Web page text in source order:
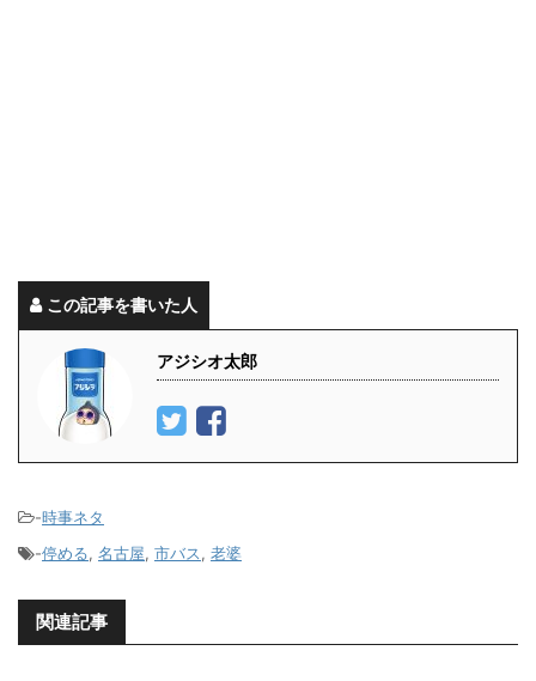
この記事を書いた人
アジシオ太郎
-時事ネタ
-停める, 名古屋, 市バス, 老婆
関連記事